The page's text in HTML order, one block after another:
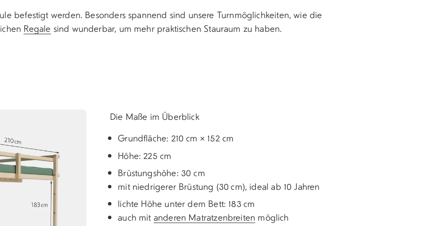
befestigt werden. Besonders spannend sind unsere Turnmöglichkeiten, wie die
Regale sind wunderbar, um mehr praktischen Stauraum zu haben.
Die Maße im Überblick
Grundfläche: 210cm × 152 cm
Höhe: 225cm
Brüstungshöhe: 30cm
mit niedrigerer Brüstung (30 cm), ideal ab 10 Jahren
lichte Höhe unter dem Bett: 183 cm
auch mit anderen Matratzenbreiten möglich